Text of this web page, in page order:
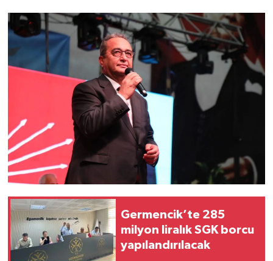
Germencik’te 285
milyon liralık SGK borcu
yapılandırılacak